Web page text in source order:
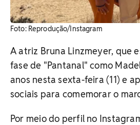
Foto: Reprodução/Instagram
A atriz Bruna Linzmeyer, que
fase de "Pantanal" como
anos nesta sexta-feira (11) e
sociais para comemorar o
Por meio do perfil no